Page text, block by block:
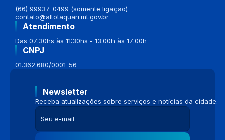
(66) 99937-0499 (somente ligação)
contato@altotaquari.mt.gov.br
Atendimento
Das 07:30hs às 11:30hs - 13:00h às 17:00h
CNPJ
01.362.680/0001-56
Newsletter
Receba atualizações sobre serviços e notícias da cidade.